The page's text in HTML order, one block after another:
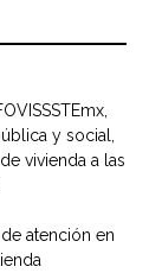
,
y social,
vivienda a las
atención en